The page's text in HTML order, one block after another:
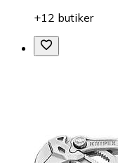
+12 butiker